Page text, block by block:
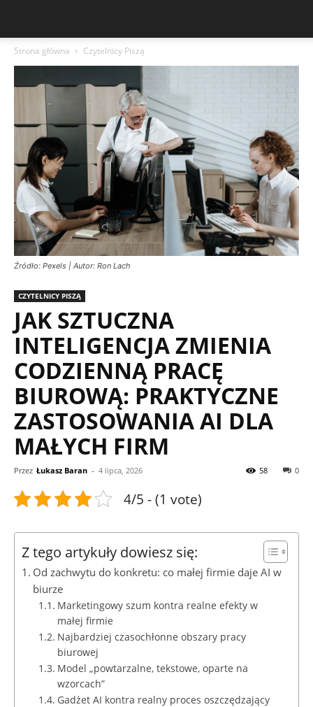
Strona główna Czytelnicy Piszą
Źródło: Pexels | Autor: Ron Lach
CZYTELNICY PISZĄ
JAK SZTUCZNA
INTELIGENCJA ZMIENIA
CODZIENNĄ PRACĘ
BIUROWĄ: PRAKTYCZNE
ZASTOSOWANIA AI DLA
MAŁYCH FIRM
Przez Łukasz Baran - 4 lipca, 2026 0
58
4/5 - (1 vote)
Z tego artykuły dowiesz się:
Od zachwytu do konkretu: co małej firmie daje AI w
biurze
Marketingowy szum kontra realne efekty w
małej firmie
Najbardziej czasochłonne obszary pracy
biurowej
Model „powtarzalne, tekstowe, oparte na
wzorcach”
Gadżet AI kontra realny proces oszczędzający